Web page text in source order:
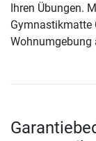
Ihren Übungen.
Gymnastikmatte
Wohnumgebung